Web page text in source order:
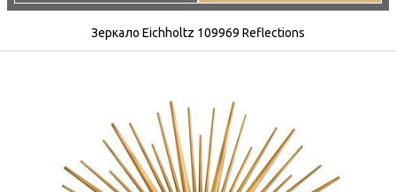
Зеркало Eichholtz 109969 Reflections